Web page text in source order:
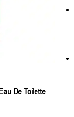
De Toilette